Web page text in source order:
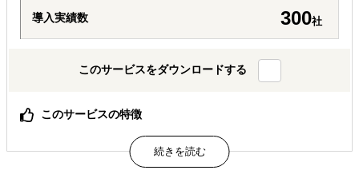
導入実績数 300社
このサービスをダウンロードする
このサービスの特徴
何のために何を調べるか、調査設計から一緒に定義しま
す。
30万円から3段階。必要な分だけを、必要なときに。